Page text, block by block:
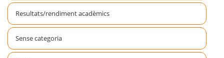
Resultats/rendiment acadèmics
Sense categoria